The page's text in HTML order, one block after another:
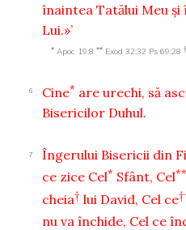
înaintea Tatălui Meu
Lui.»’
* Apoc 19:8 ** Exod 32:32 Ps 69:28 †
6 Cine* are urechi, să
Bisericilor Duhul.
7 Îngerului Bisericii din
ce zice Cel* Sfânt, Cel**
cheia† lui David, Cel ce
nu va închide, Cel ce